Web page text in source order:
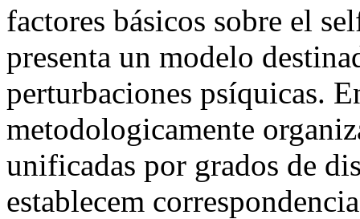
factores básicos sobre el
presenta un modelo
perturbaciones psíquicas.
metodologicamente
unificadas por grados de
establecem